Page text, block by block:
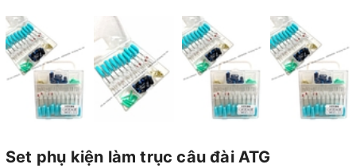
Set phụ kiện làm trục câu đài ATG